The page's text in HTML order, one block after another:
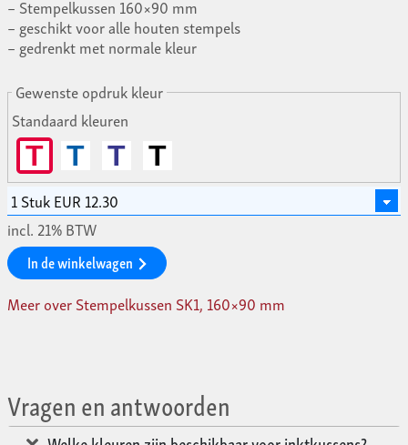
Stempelkussen 160×90 mm
geschikt voor alle houten stempels
gedrenkt met normale kleur
Gewenste opdruk kleur
Standaard kleuren
T T T T
incl. 21% BTW
In de winkelwagen
Meer over Stempelkussen SK1, 160×90 mm
Vragen en antwoorden